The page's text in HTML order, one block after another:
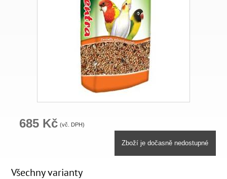
685 Kč (vč. DPH)
Zboží je dočasně nedostupné
Všechny varianty